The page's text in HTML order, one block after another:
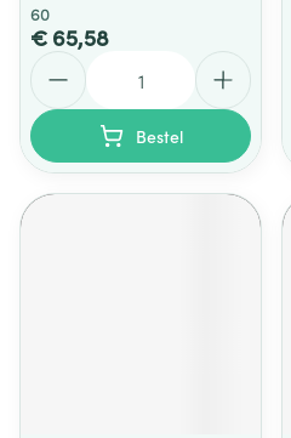
60
€ 65,58
Bestel